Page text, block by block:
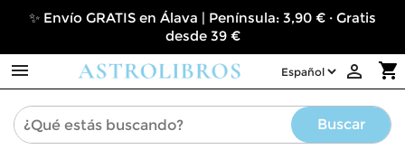
✨ Envío GRATIS en Álava | Península: 3,90 € · Gratis
desde 39 €
 shopping_cart

Buscar